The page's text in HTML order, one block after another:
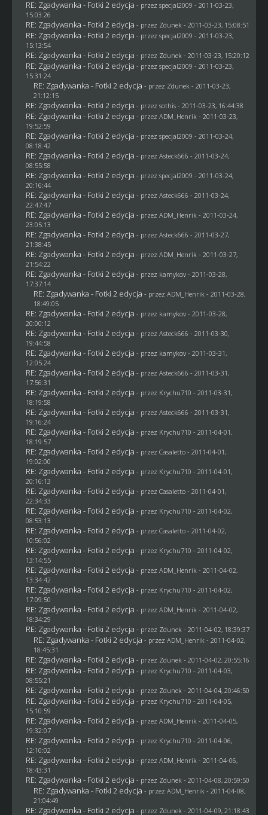
RE: Zgadywanka - Fotki 2 edycja - przez specjal2009 - 2011-03-23,
15:03:26
RE: Zgadywanka - Fotki 2 edycja - przez Zdunek - 2011-03-23, 15:08:51
RE: Zgadywanka - Fotki 2 edycja - przez specjal2009 - 2011-03-23,
15:13:54
RE: Zgadywanka - Fotki 2 edycja - przez Zdunek - 2011-03-23, 15:20:12
RE: Zgadywanka - Fotki 2 edycja - przez specjal2009 - 2011-03-23,
15:31:24
RE: Zgadywanka - Fotki 2 edycja - przez Zdunek - 2011-03-23,
21:12:15
RE: Zgadywanka - Fotki 2 edycja - przez sothis- 2011-03-23, 16:44:38
RE: Zgadywanka - Fotki 2 edycja - przez ADM_Henrik - 2011-03-23,
19:52:59
RE: Zgadywanka - Fotki 2 edycja - przez specjal2009 - 2011-03-24,
08:18:42
RE: Zgadywanka - Fotki 2 edycja - przez Asteck666 - 2011-03-24,
08:55:58
RE: Zgadywanka - Fotki 2 edycja - przez specjal2009 - 2011-03-24,
20:16:44
RE: Zgadywanka - Fotki 2 edycja - przez Asteck666 - 2011-03-24,
22:47:47
RE: Zgadywanka - Fotki 2 edycja - przez ADM_Henrik - 2011-03-24,
23:05:13
RE: Zgadywanka - Fotki 2 edycja - przez Asteck666 - 2011-03-27,
21:38:45
RE: Zgadywanka - Fotki 2 edycja - przez ADM_Henrik - 2011-03-27,
21:54:22
RE: Zgadywanka - Fotki 2 edycja - przez kamykov- 2011-03-28,
17:37:14
RE: Zgadywanka - Fotki 2 edycja - przez ADM_Henrik - 2011-03-28,
18:49:05
RE: Zgadywanka - Fotki 2 edycja - przez kamykov- 2011-03-28,
20:00:12
RE: Zgadywanka - Fotki 2 edycja - przez Asteck666 - 2011-03-30,
19:44:58
RE: Zgadywanka - Fotki 2 edycja - przez kamykov- 2011-03-31,
12:05:24
RE: Zgadywanka - Fotki 2 edycja - przez Asteck666 - 2011-03-31,
17:56:31
RE: Zgadywanka - Fotki 2 edycja - przez Krychu710 - 2011-03-31,
18:19:58
RE: Zgadywanka - Fotki 2 edycja - przez Asteck666 - 2011-03-31,
19:16:24
RE: Zgadywanka - Fotki 2 edycja - przez Krychu710 - 2011-04-01,
18:19:57
RE: Zgadywanka - Fotki 2 edycja - przez Casaletto- 2011-04-01,
19:02:00
RE: Zgadywanka - Fotki 2 edycja - przez Krychu710 - 2011-04-01,
20:16:13
RE: Zgadywanka - Fotki 2 edycja - przez Casaletto- 2011-04-01,
22:34:33
RE: Zgadywanka - Fotki 2 edycja - przez Krychu710 - 2011-04-02,
08:53:13
RE: Zgadywanka - Fotki 2 edycja - przez Casaletto- 2011-04-02,
10:56:02
RE: Zgadywanka - Fotki 2 edycja - przez Krychu710 - 2011-04-02,
13:14:55
RE: Zgadywanka - Fotki 2 edycja - przez ADM_Henrik - 2011-04-02,
13:34:42
RE: Zgadywanka - Fotki 2 edycja - przez Krychu710 - 2011-04-02,
17:09:50
RE: Zgadywanka - Fotki 2 edycja - przez ADM_Henrik - 2011-04-02,
18:34:29
RE: Zgadywanka - Fotki 2 edycja - przez Zdunek - 2011-04-02, 18:39:37
RE: Zgadywanka - Fotki 2 edycja - przez ADM_Henrik - 2011-04-02,
18:45:31
RE: Zgadywanka - Fotki 2 edycja - przez Zdunek - 2011-04-02, 20:55:16
RE: Zgadywanka - Fotki 2 edycja - przez Krychu710 - 2011-04-03,
08:55:21
RE: Zgadywanka - Fotki 2 edycja - przez Zdunek - 2011-04-04, 20:46:50
RE: Zgadywanka - Fotki 2 edycja - przez Krychu710 - 2011-04-05,
15:10:59
RE: Zgadywanka - Fotki 2 edycja - przez ADM_Henrik - 2011-04-05,
19:32:07
RE: Zgadywanka - Fotki 2 edycja - przez Krychu710 - 2011-04-06,
12:10:02
RE: Zgadywanka - Fotki 2 edycja - przez ADM_Henrik - 2011-04-06,
18:43:31
RE: Zgadywanka - Fotki 2 edycja - przez Zdunek - 2011-04-08, 20:59:50
RE: Zgadywanka - Fotki 2 edycja - przez ADM_Henrik - 2011-04-08,
21:04:49
RE: Zgadywanka - Fotki 2 edycja - przez Zdunek - 2011-04-09, 21:18:43